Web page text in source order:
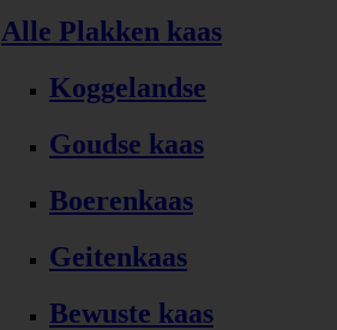
Alle Plakken kaas
Koggelandse
Goudse kaas
Boerenkaas
Geitenkaas
Bewuste kaas